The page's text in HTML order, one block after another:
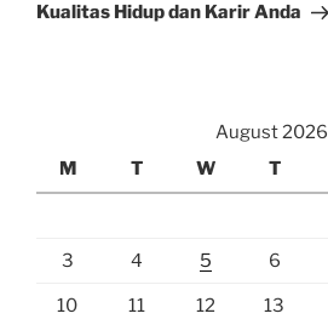
Kualitas Hidup dan Karir Anda
August 2026
M
T W T
3 4 5 6
10 11 12 13